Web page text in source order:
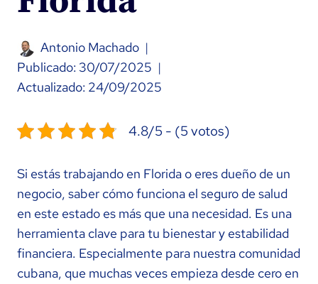
Antonio Machado
Publicado: 30/07/2025
Actualizado: 24/09/2025
4.8/5 - (5 votos)
Si estás trabajando en Florida o eres dueño de un
negocio, saber cómo funciona el seguro de salud
en este estado es más que una necesidad. Es una
herramienta clave para tu bienestar y estabilidad
financiera. Especialmente para nuestra comunidad
cubana, que muchas veces empieza desde cero en